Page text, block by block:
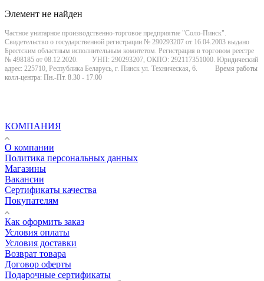
Элемент не найден
Частное унитарное производственно-торговое предприятие "Соло-Пинск".
Свидетельство о государственной регистрации № 290293207 от 16.04.2003 выдано
Брестским областным исполнительным комитетом. Регистрация в торговом реестре
№ 498185 от 08.12.2020. УНП: 290293207, ОКПО: 292117351000. Юридический
адрес: 225710, Республика Беларусь, г. Пинск ул. Техническая, 6.
Время работы
колл-центра: Пн.-Пт. 8.30 - 17.00
КОМПАНИЯ
О компании
Политика персональных данных
Магазины
Вакансии
Сертификаты качества
Покупателям
Как оформить заказ
Условия оплаты
Условия доставки
Возврат товара
Договор оферты
Подарочные сертификаты